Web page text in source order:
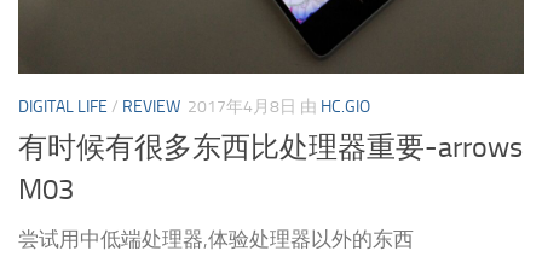
DIGITAL LIFE / REVIEW 2017年4月8日 由 HC.GIO
有时候有很多东西比处理器重要-arrows
M03
尝试用中低端处理器,体验处理器以外的东西